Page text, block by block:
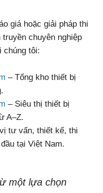
giá hoặc giải pháp thi
chuyên nghiệp
chúng tôi:
– Tổng kho thiết bị
– Siêu thị thiết bị
A–Z.
tư vấn, thiết kế, thi
tại Việt Nam.
một lựa chọn